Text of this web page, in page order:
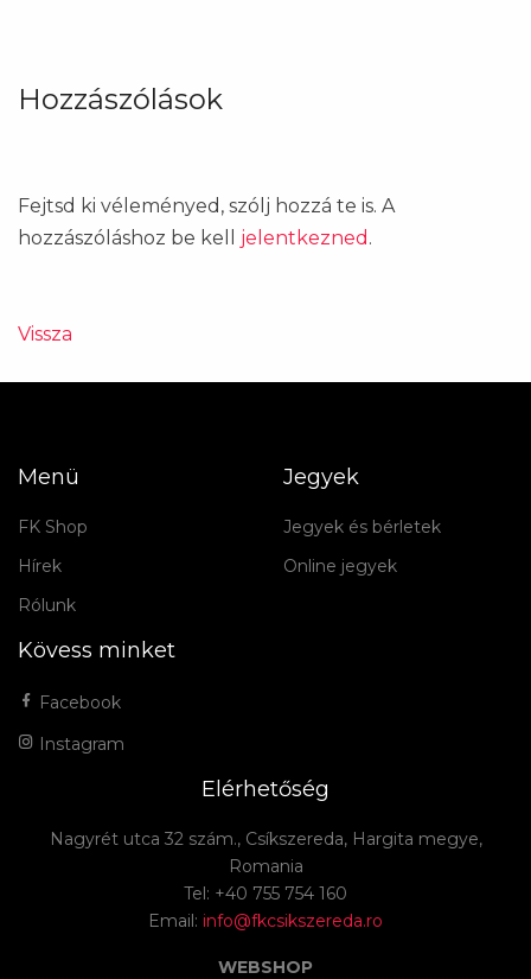
Hozzászólások
Fejtsd ki véleményed, szólj hozzá te is. A
hozzászóláshoz be kell jelentkezned .
Vissza
Menü
FK Shop
Hírek
Rólunk
Jegyek
Jegyek és bérletek
Online jegyek
Kövess minket
Facebook
Instagram
Elérhetőség
Nagyrét utca 32 szám., Csíkszereda, Hargita megye,
Romania
Tel: +40 755 754 160
Email: info@fkcsikszereda.ro
WEBSHOP